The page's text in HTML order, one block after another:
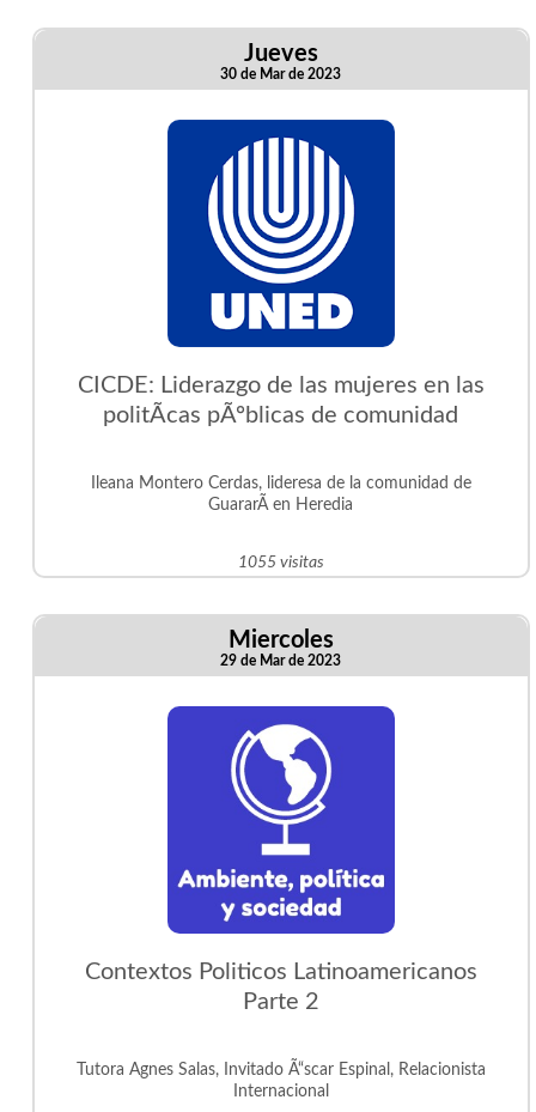
Jueves
30 de Mar de 2023
CICDE: Liderazgo de las mujeres en las
politÃ­cas pÃºblicas de comunidad
Ileana Montero Cerdas, lideresa de la comunidad de
GuararÃ­ en Heredia
1055 visitas
Miercoles
29 de Mar de 2023
Contextos Politicos Latinoamericanos
Parte 2
Tutora Agnes Salas, Invitado Ã“scar Espinal, Relacionista
Internacional